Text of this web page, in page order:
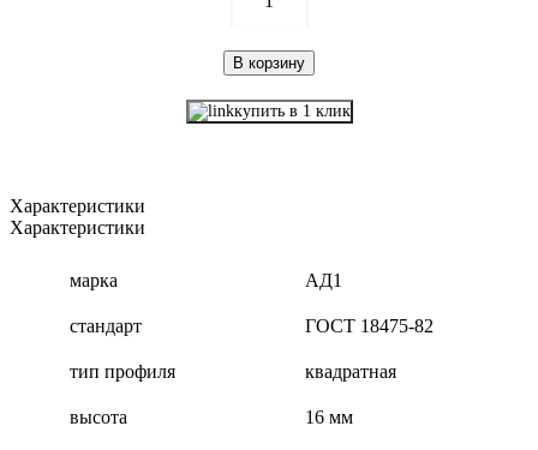
В корзину
купить в 1 клик
Характеристики
Характеристики
марка АД1
стандарт ГОСТ 18475-82
тип профиля квадратная
высота 16 мм